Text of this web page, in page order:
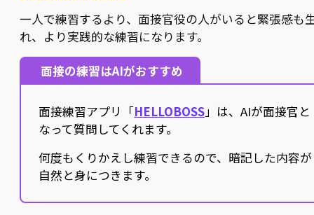
一人で練習するより、面接官役の人がいると緊張感も
れ、より実践的な練習になります。
面接の練習はAIがおすすめ
面接練習アプリ「HELLOBOSS」は、AIが面接官と
なって質問してくれます。
何度もくりかえし練習できるので、暗記した内容が
自然と身につきます。